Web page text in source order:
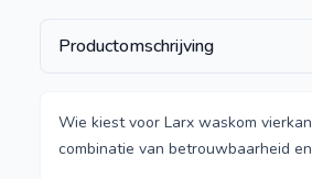
Productomschrijving
Wie kiest voor Larx waskom
combinatie van betrouwbaarheid